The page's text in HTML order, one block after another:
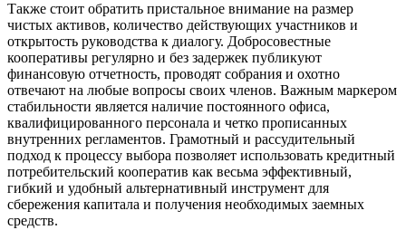
Также стоит обратить пристальное внимание на размер
чистых активов, количество действующих участников и
открытость руководства к диалогу. Добросовестные
кооперативы регулярно и без задержек публикуют
финансовую отчетность, проводят собрания и охотно
отвечают на любые вопросы своих членов. Важным маркером
стабильности является наличие постоянного офиса,
квалифицированного персонала и четко прописанных
внутренних регламентов. Грамотный и рассудительный
подход к процессу выбора позволяет использовать кредитный
потребительский кооператив как весьма эффективный,
гибкий и удобный альтернативный инструмент для
сбережения капитала и получения необходимых заемных
средств.